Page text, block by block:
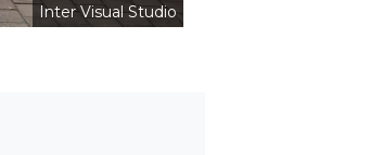
Inter Visual Studio